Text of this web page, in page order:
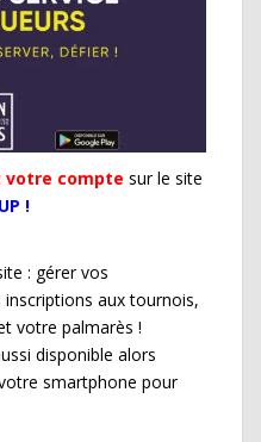
votre compte sur le site
!
: gérer vos
aux tournois,
votre palmarès !
disponible alors
smartphone pour